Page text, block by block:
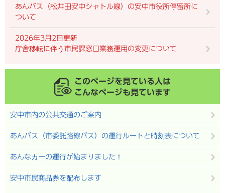
あんバス（松井田安中シャトル線）の安中市役所停留所に
ついて
2026年3月2日更新
庁舎移転に伴う市民課窓口業務運用の変更について
このページを見ている人は
こんなページも見ています
安中市内の公共交通のご案内
あんバス（市委託路線バス）の運行ルートと時刻表について
あんなカーの運行が始まりました！
安中市民商品券を配布します